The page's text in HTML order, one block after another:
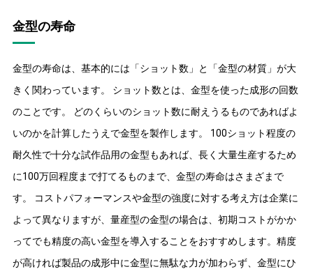
金型の寿命
金型の寿命は、基本的には「ショット数」と「金型の材質」が大
きく関わっています。 ショット数とは、金型を使った成形の回数
のことです。 どのくらいのショット数に耐えうるものであればよ
いのかを計算したうえで金型を製作します。 100ショット程度の
耐久性で十分な試作品用の金型もあれば、長く大量生産するため
に100万回程度まで打てるものまで、金型の寿命はさまざまで
す。 コストパフォーマンスや金型の強度に対する考え方は企業に
よって異なりますが、量産型の金型の場合は、初期コストがかか
ってでも精度の高い金型を導入することをおすすめします。精度
が高ければ製品の成形中に金型に無駄な力が加わらず、金型にひ